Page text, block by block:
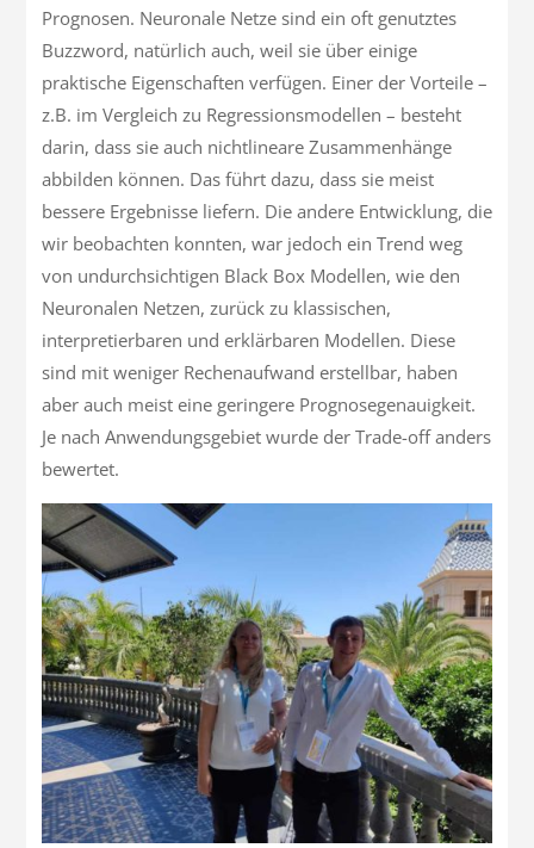
Prognosen. Neuronale Netze sind ein oft genutztes
Buzzword, natürlich auch, weil sie über einige
praktische Eigenschaften verfügen. Einer der Vorteile –
z.B. im Vergleich zu Regressionsmodellen – besteht
darin, dass sie auch nichtlineare Zusammenhänge
abbilden können. Das führt dazu, dass sie meist
bessere Ergebnisse liefern. Die andere Entwicklung, die
wir beobachten konnten, war jedoch ein Trend weg
von undurchsichtigen Black Box Modellen, wie den
Neuronalen Netzen, zurück zu klassischen,
interpretierbaren und erklärbaren Modellen. Diese
sind mit weniger Rechenaufwand erstellbar, haben
aber auch meist eine geringere Prognosegenauigkeit.
Je nach Anwendungsgebiet wurde der Trade-off anders
bewertet.